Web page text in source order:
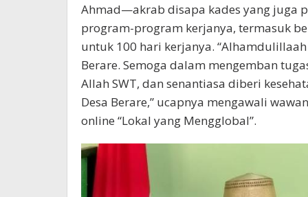
Ahmad—akrab disapa kades yang juga
program-program kerjanya, termasuk
untuk 100 hari kerjanya.
Berare. Semoga dalam mengemban
Allah SWT, dan senantiasa diberi
Desa Berare,” ucapnya mengawali
online “Lokal yang Mengglobal”.